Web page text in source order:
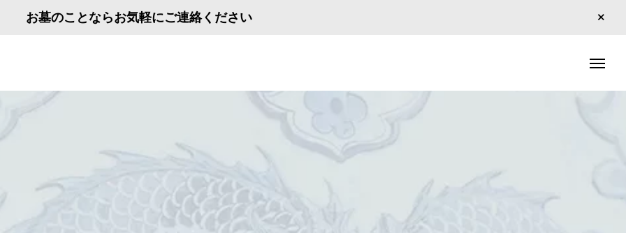
お墓のことならお気軽にご連絡ください